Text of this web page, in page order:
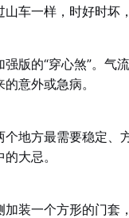
车一样，时好时坏
版的“穿心煞”。气
意外或急病。
地方最需要稳定、
大忌。
装一个方形的门套